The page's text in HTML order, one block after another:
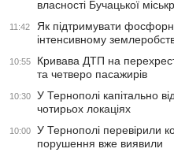
власності Бучацької
11:42
Як підтримувати
інтенсивному
10:55
Кривава ДТП на
та четверо пасажирів
10:30
У Тернополі капітально
чотирьох локаціях
10:00
У Тернополі перевірили
порушення вже виявили